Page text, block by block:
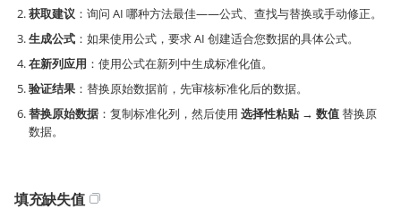
获取建议 ：询问 AI 哪种方法最佳——公式、查找与替换或手动修正。
生成公式 ：如果使用公式，要求 AI 创建适合您数据的具体公式。
在新列应用 ：使用公式在新列中生成标准化值。
验证结果 ：替换原始数据前，先审核标准化后的数据。
替换原始数据 ：复制标准化列，然后使用 选择性粘贴→ 数值替换原
数据。
填充缺失值